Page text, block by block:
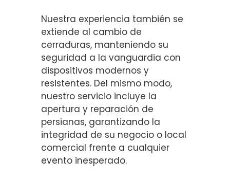
Nuestra experiencia también se
extiende al cambio de
cerraduras, manteniendo su
seguridad a la vanguardia con
dispositivos modernos y
resistentes. Del mismo modo,
nuestro servicio incluye la
apertura y reparación de
persianas, garantizando la
integridad de su negocio o local
comercial frente a cualquier
evento inesperado.